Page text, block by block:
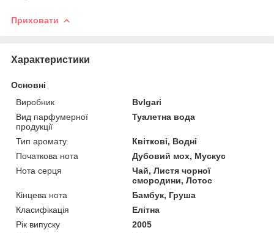
Приховати
Характеристики
Основні
Виробник
Bvlgari
Вид парфумерної
продукції
Туалетна вода
Тип аромату
Квіткові, Водні
Початкова нота
Дубовий мох, Мускус
Нота серця
Чай, Листя чорної
смородини, Лотос
Кінцева нота
Бамбук, Груша
Класифікація
Елітна
Рік випуску
2005